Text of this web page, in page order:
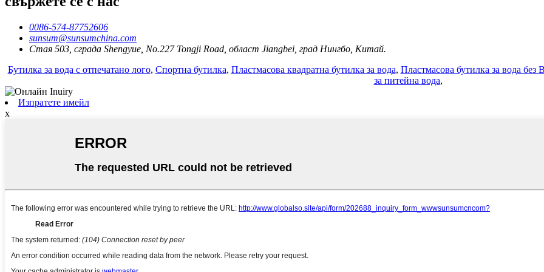
0086-574-87752606
sunsum@sunsumchina.com
Стая 503, сграда Shengyue, No.227 Tongji Road, област Jiangbei, град Нингбо, Китай.
Бутилка за вода с отпечатано лого, Спортна бутилка, Пластмасова квадратна бутилка за вода, Пластмасова бутилка за вода без
за питейна вода,
Изпратете имейл
x